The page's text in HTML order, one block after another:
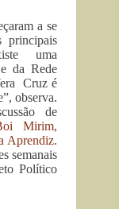
a se
principais
uma
e da Rede
Cruz é
observa.
de
Mirim,
Aprendiz.
semanais
Político